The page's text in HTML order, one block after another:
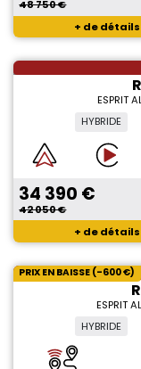
48 750 €
+ de détails
ESPRIT
HYBRIDE
34 390 €
42 050 €
+ de détails
PRIX EN BAISSE (-600 €)
ESPRIT
HYBRIDE